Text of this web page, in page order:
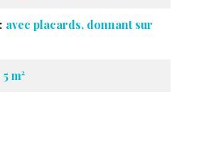
avec placards, donnant sur
5 m²